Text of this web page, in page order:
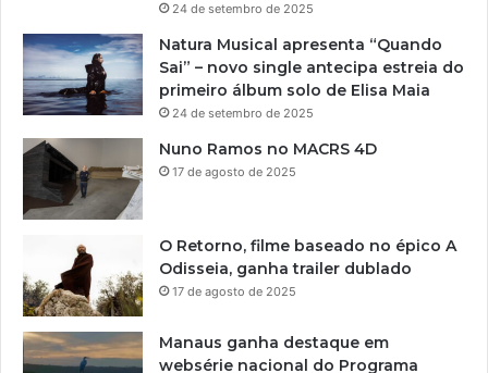
24 de setembro de 2025
Natura Musical apresenta “Quando
Sai” – novo single antecipa estreia do
primeiro álbum solo de Elisa Maia
24 de setembro de 2025
Nuno Ramos no MACRS 4D
17 de agosto de 2025
O Retorno, filme baseado no épico A
Odisseia, ganha trailer dublado
17 de agosto de 2025
Manaus ganha destaque em
websérie nacional do Programa